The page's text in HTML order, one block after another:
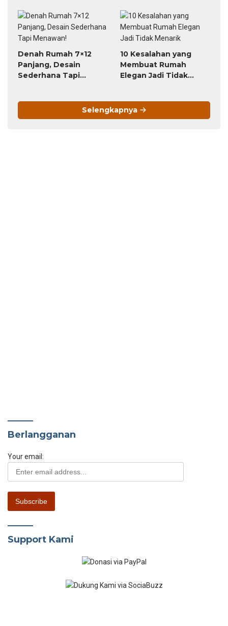
Denah Rumah 7×12
Panjang, Desain
Sederhana Tapi
10 Kesalahan yang
Membuat Rumah
Elegan Jadi Tidak
Selengkapnya
Berlangganan
Your email:
Support Kami